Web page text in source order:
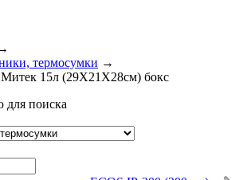
термосумки →
15л (29Х21Х28см) бокс
для поиска